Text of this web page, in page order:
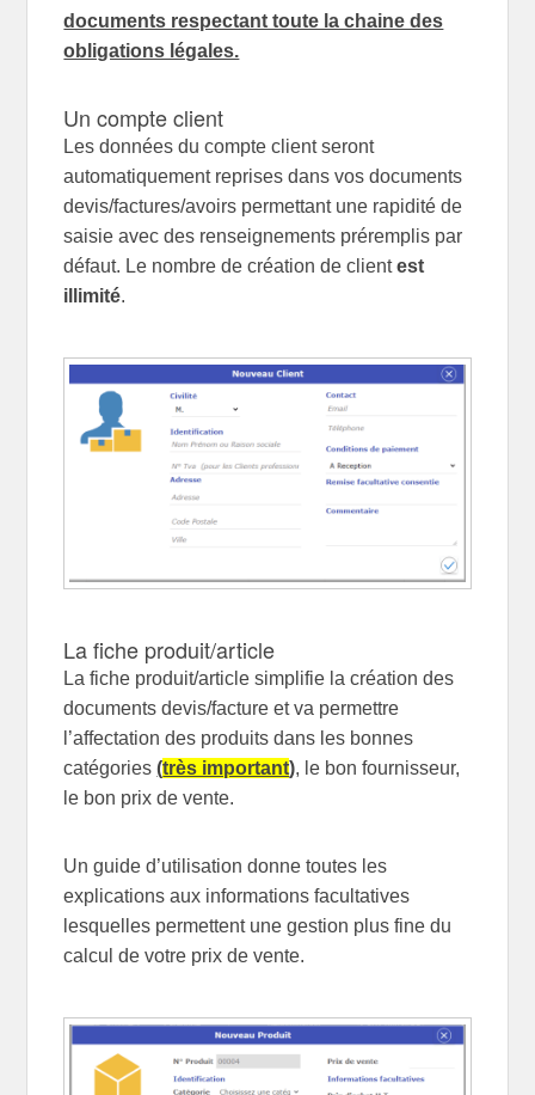
documents respectant toute la chaine des
obligations légales.
Un compte client
Les données du compte client seront
automatiquement reprises dans vos documents
devis/factures/avoirs permettant une rapidité de
saisie avec des renseignements préremplis par
défaut. Le nombre de création de clientest
illimité.
La fiche produit/article
La fiche produit/article simplifie la création des
documents devis/facture et va permettre
l’affectation des produits dans les bonnes
catégories(très important), le bon fournisseur,
le bon prix de vente.
Un guide d’utilisation donne toutes les
explications aux informations facultatives
lesquelles permettent une gestion plus fine du
calcul de votre prix de vente.